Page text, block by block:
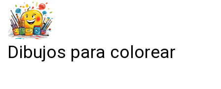
Dibujos para colorear